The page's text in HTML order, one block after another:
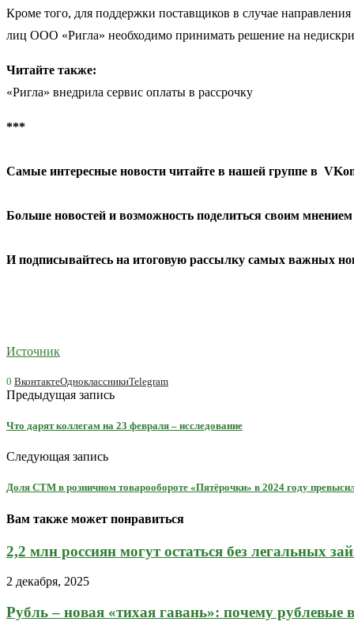
Кроме того, для поддержки поставщиков в случае
лиц ООО «Ригла» необходимо принимать решение на
Читайте также:
«Ригла» внедрила сервис оплаты в рассрочку
***
Самые интересные новости читайте в нашей группе в
Больше новостей и возможность поделиться своим
Иподписывайтесь на итоговую рассылку самых важных
Источник
0 ВконтактеОдноклассникиTelegram
Предыдущая запись
Что дарят коллегам на 23 февраля – исследование
Следующая запись
Доля СТМ в розничном товарообороте «Пятёрочки» в 2024 году
Вам также может понравиться
2,2 млн россиян могут остаться без легальных
2 декабря, 2025
Рубль – новая «тихая гавань»: почему рублевые